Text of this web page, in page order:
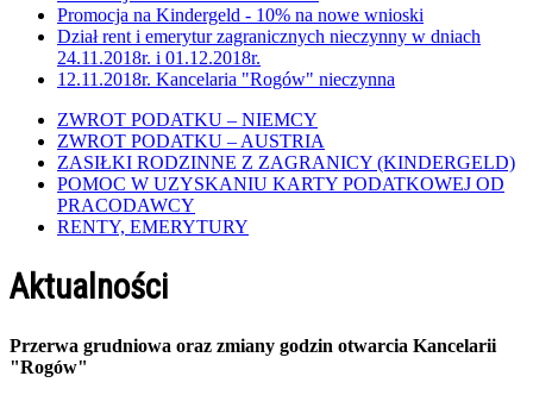
Promocja na Kindergeld - 10% na nowe wnioski
Dział rent i emerytur zagranicznych nieczynny w dniach
24.11.2018r. i 01.12.2018r.
12.11.2018r. Kancelaria "Rogów" nieczynna
ZWROT PODATKU – NIEMCY
ZWROT PODATKU – AUSTRIA
ZASIŁKI RODZINNE Z ZAGRANICY (KINDERGELD)
POMOC W UZYSKANIU KARTY PODATKOWEJ OD
PRACODAWCY
RENTY, EMERYTURY
Aktualności
Przerwa grudniowa oraz zmiany godzin otwarcia Kancelarii
"Rogów"